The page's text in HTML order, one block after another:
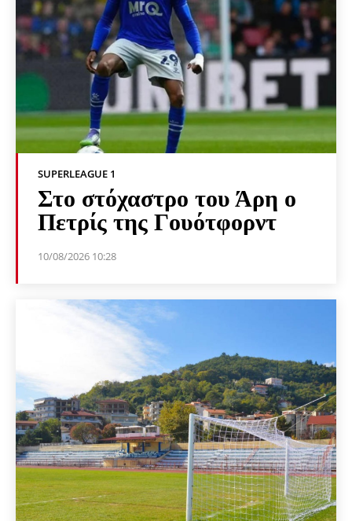
SUPERLEAGUE 1
Στο στόχαστρο του Άρη ο
Πετρίς της Γουότφορντ
10/08/2026 10:28